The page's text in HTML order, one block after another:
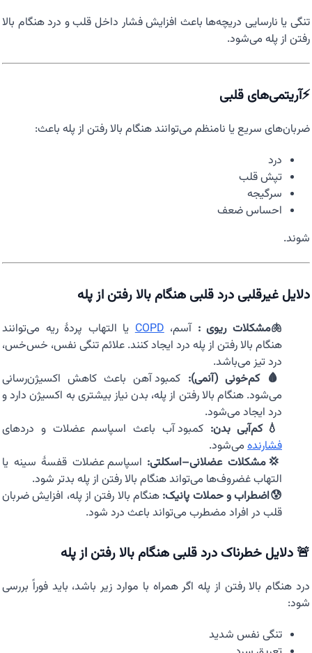
تنگی یا نارسایی دریچه‌ها باعث افزایش فشار داخل قلب و درد هنگام بالا
رفتن از پله می‌شود.
⚡آریتمی‌های قلبی
ضربان‌های سریع یا نامنظم می‌توانند هنگام بالا رفتن از پله باعث:
درد
تپش قلب
سرگیجه
احساس ضعف
شوند.
دلایل غیرقلبی درد قلبی هنگام بالا رفتن از پله
🫁مشکلات ریوی : آسم،COPDیا التهاب پردهٔ ریه می‌توانند
هنگام بالا رفتن از پله درد ایجاد کنند. علائم تنگی نفس، خس‌خس،
درد تیز می‌باشد.
🩸 کم‌خونی (آنمی): کمبود آهن باعث کاهش اکسیژن‌رسانی
می‌شود. هنگام بالا رفتن از پله، بدن نیاز بیشتری به اکسیژن دارد و
درد ایجاد می‌شود.
💧کم‌آبی بدن:کمبود آب باعث اسپاسم عضلات و دردهای
فشارنده می‌شود.
💢مشکلات عضلانی–اسکلتی: اسپاسم عضلات قفسهٔ سینه یا
التهاب غضروف‌ها می‌تواند هنگام بالا رفتن از پله بدتر شود.
😰اضطراب و حملات پانیک:هنگام بالا رفتن از پله، افزایش ضربان
قلب در افراد مضطرب می‌تواند باعث درد شود.
🚨 دلایل خطرناک درد قلبی هنگام بالا رفتن از پله
درد هنگام بالا رفتن از پله اگر همراه با موارد زیر باشد، باید فوراً بررسی
شود:
تنگی نفس شدید